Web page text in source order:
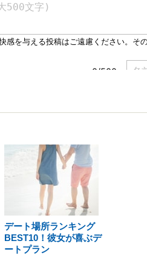
デート場所ランキング
BEST10！彼女が喜ぶデ
ートプラン